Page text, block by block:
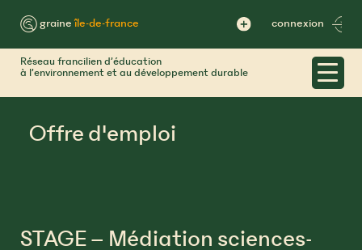
content
™ graineîle-de-france connexion
Réseau francilien d’éducation
à l’environnement et au développement durable
Offre d'emploi
STAGE – Médiation sciences-